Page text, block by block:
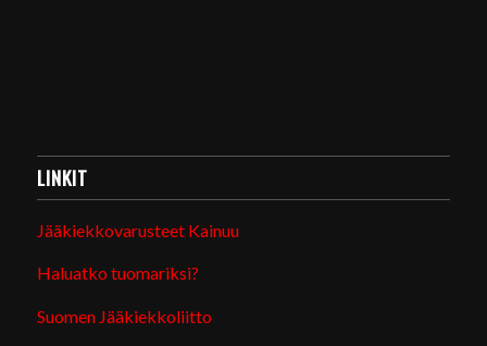
LINKIT
Jääkiekkovarusteet Kainuu
Haluatko tuomariksi?
Suomen Jääkiekkoliitto